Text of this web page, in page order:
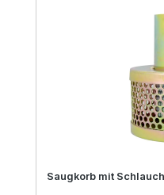
Saugkorb mit